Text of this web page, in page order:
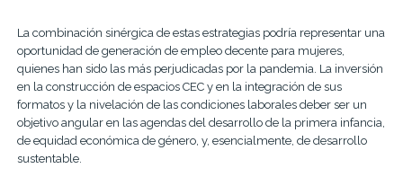
La combinación sinérgica de estas estrategias podría representar una
oportunidad de generación de empleo decente para mujeres,
quienes han sido las más perjudicadas por la pandemia. La inversión
en la construcción de espacios CEC y en la integración de sus
formatos y la nivelación de las condiciones laborales deber ser un
objetivo angular en las agendas del desarrollo de la primera infancia,
de equidad económica de género, y, esencialmente, de desarrollo
sustentable.